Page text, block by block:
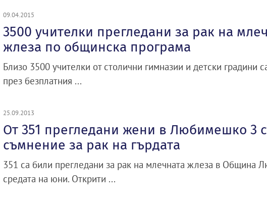
09.04.2015
3500 учителки прегледани за рак на
жлеза по общинска програма
Близо 3500 учителки от столични гимназии и детски градини
през безплатния ...
25.09.2013
От 351 прегледани жени в Любимешко 3
съмнение за рак на гърдата
351 са били прегледани за рак на млечната жлеза в Община
средата на юни. Открити ...